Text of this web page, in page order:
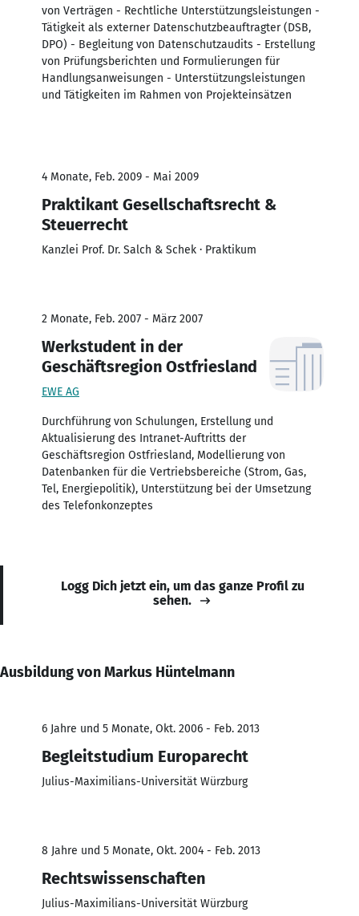
von Verträgen - Rechtliche Unterstützungsleistungen -
Tätigkeit als externer Datenschutzbeauftragter (DSB,
DPO) - Begleitung von Datenschutzaudits - Erstellung
von Prüfungsberichten und Formulierungen für
Handlungsanweisungen - Unterstützungsleistungen
und Tätigkeiten im Rahmen von Projekteinsätzen
4 Monate, Feb. 2009 - Mai 2009
Praktikant Gesellschaftsrecht &
Steuerrecht
Kanzlei Prof. Dr. Salch & Schek · Praktikum
2 Monate, Feb. 2007 - März 2007
Werkstudent in der
Geschäftsregion Ostfriesland
EWE AG
Durchführung von Schulungen, Erstellung und
Aktualisierung des Intranet-Auftritts der
Geschäftsregion Ostfriesland, Modellierung von
Datenbanken für die Vertriebsbereiche (Strom, Gas,
Tel, Energiepolitik), Unterstützung bei der Umsetzung
des Telefonkonzeptes
Logg Dich jetzt ein, um das ganze Profil zu
sehen.
Ausbildung von Markus Hüntelmann
6 Jahre und 5 Monate, Okt. 2006 - Feb. 2013
Begleitstudium Europarecht
Julius-Maximilians-Universität Würzburg
8 Jahre und 5 Monate, Okt. 2004 - Feb. 2013
Rechtswissenschaften
Julius-Maximilians-Universität Würzburg